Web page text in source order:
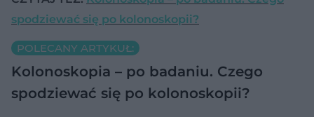
spodziewać się po kolonoskopii?
POLECANY ARTYKUŁ:
Kolonoskopia – po badaniu. Czego
spodziewać się po kolonoskopii?